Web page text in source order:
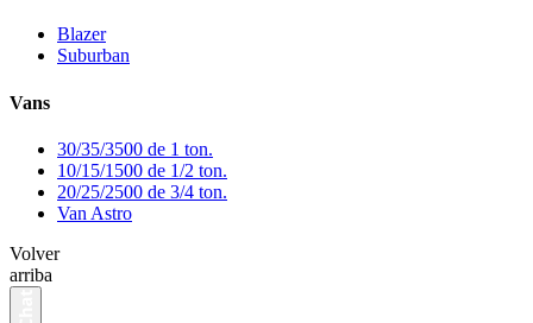
Blazer
Suburban
Vans
30/35/3500 de 1 ton.
10/15/1500 de 1/2 ton.
20/25/2500 de 3/4 ton.
Van Astro
Volver
arriba